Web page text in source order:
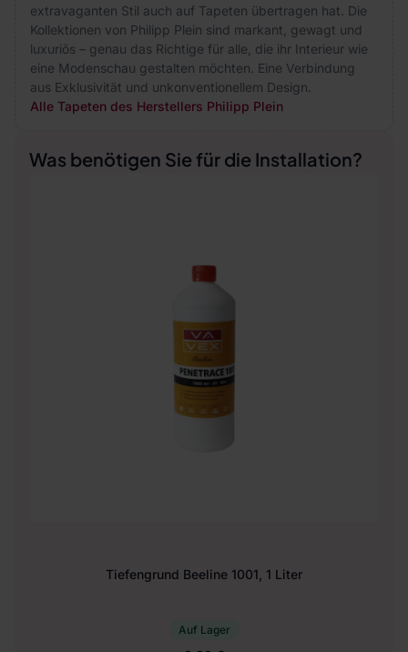
extravaganten Stil auch auf Tapeten übertragen hat. Die
Kollektionen von Philipp Plein sind markant, gewagt und
luxuriös – genau das Richtige für alle, die ihr Interieur wie
eine Modenschau gestalten möchten. Eine Verbindung
aus Exklusivität und unkonventionellem Design.
Alle Tapeten des Herstellers Philipp Plein
Was benötigen Sie für die Installation?
Tiefengrund Beeline 1001, 1 Liter
Auf Lager